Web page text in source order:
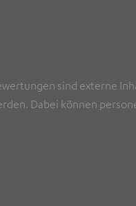
sind externe
Dabei können